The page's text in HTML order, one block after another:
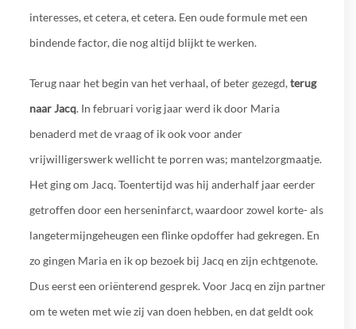
interesses, et cetera, et cetera. Een oude formule met een
bindende factor, die nog altijd blijkt te werken.
Terug naar het begin van het verhaal, of beter gezegd,terug
naar Jacq. In februari vorig jaar werd ik door Maria
benaderd met de vraag of ik ook voor ander
vrijwilligerswerk wellicht te porren was; mantelzorgmaatje.
Het ging om Jacq. Toentertijd was hij anderhalf jaar eerder
getroffen door een herseninfarct, waardoor zowel korte- als
langetermijngeheugen een flinke opdoffer had gekregen. En
zo gingen Maria en ik op bezoek bij Jacq en zijn echtgenote.
Dus eerst een oriënterend gesprek. Voor Jacq en zijn partner
om te weten met wie zij van doen hebben, en dat geldt ook